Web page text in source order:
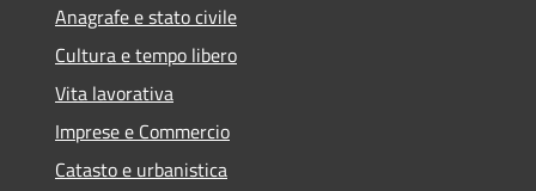
Anagrafe e stato civile
Cultura e tempo libero
Vita lavorativa
Imprese e Commercio
Catasto e urbanistica